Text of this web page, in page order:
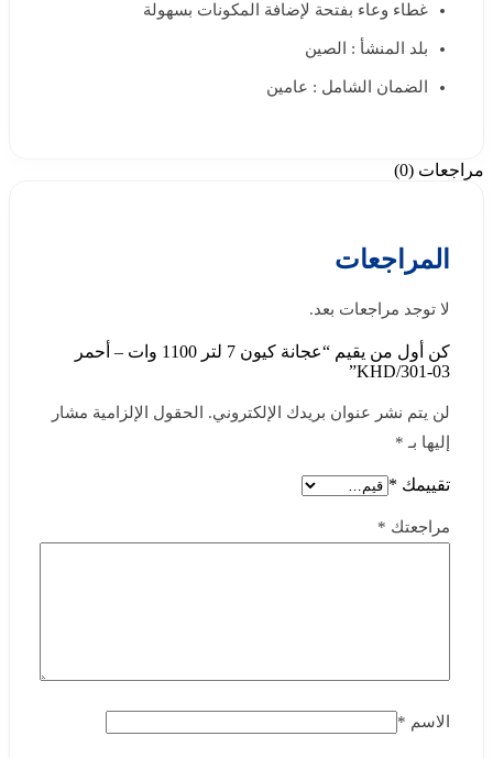
غطاء وعاء بفتحة لإضافة المكونات بسهولة
بلد المنشأ : الصين
الضمان الشامل : عامين
مراجعات (0)
المراجعات
لا توجد مراجعات بعد.
كن أول من يقيم “عجانة كيون 7 لتر 1100 وات – أحمر
KHD/301-03”
لن يتم نشر عنوان بريدك الإلكتروني.
الحقول الإلزامية مشار
إليها بـ *
تقييمك *
مراجعتك *
الاسم *